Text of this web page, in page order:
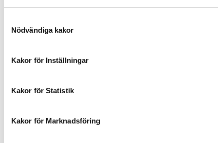
Nödvändiga kakor
Kakor för Inställningar
Kakor för Statistik
Kakor för Marknadsföring
frågor.
Undantag